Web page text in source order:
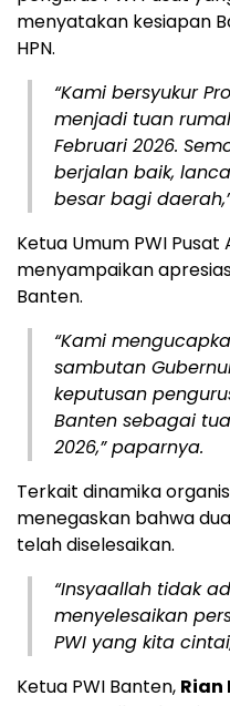
menyatakan kesiapan
HPN.
“Kami bersyukur
menjadi tuan
Februari 2026.
berjalan baik,
besar bagi
Ketua Umum PWI Pusat
menyampaikan
Banten.
“Kami
sambutan
keputusan
Banten sebagai
2026,” paparnya.
Terkait dinamika
menegaskan bahwa
telah diselesaikan.
“Insyaallah tidak
menyelesaikan
PWI yang kita
Ketua PWI Banten, Rian